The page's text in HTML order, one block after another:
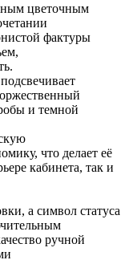
цветочным
фактуры
и темной
что делает её
кабинета, так и
а символ статуса
ручной